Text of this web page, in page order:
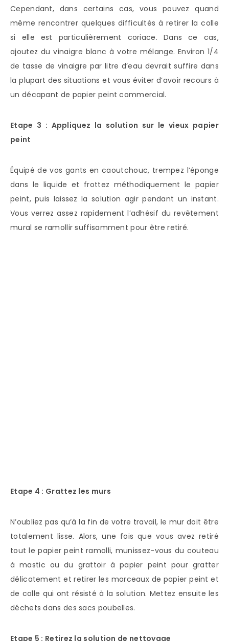
Cependant, dans certains cas, vous pouvez quand
même rencontrer quelques difficultés à retirer la colle
si elle est particulièrement coriace. Dans ce cas,
ajoutez du vinaigre blanc à votre mélange. Environ 1/4
de tasse de vinaigre par litre d’eau devrait suffire dans
la plupart des situations et vous éviter d’avoir recours à
un décapant de papier peint commercial.
Etape 3 : Appliquez la solution sur le vieux papier
peint
Équipé de vos gants en caoutchouc, trempez l’éponge
dans le liquide et frottez méthodiquement le papier
peint, puis laissez la solution agir pendant un instant.
Vous verrez assez rapidement l’adhésif du revêtement
mural se ramollir suffisamment pour être retiré.
Etape 4 : Grattez les murs
N’oubliez pas qu’à la fin de votre travail, le mur doit être
totalement lisse. Alors, une fois que vous avez retiré
tout le papier peint ramolli, munissez-vous du couteau
à mastic ou du grattoir à papier peint pour gratter
délicatement et retirer les morceaux de papier peint et
de colle qui ont résisté à la solution. Mettez ensuite les
déchets dans des sacs poubelles.
Etape 5 : Retirez la solution de nettoyage